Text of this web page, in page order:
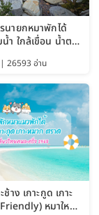
ายกหมาพักได้
ำ ใกล้เขื่อน น้ำตก
และหมาใหญ่พัก
26593 อ่าน
าง เกาะกูด เกาะ
หมาใหญ่